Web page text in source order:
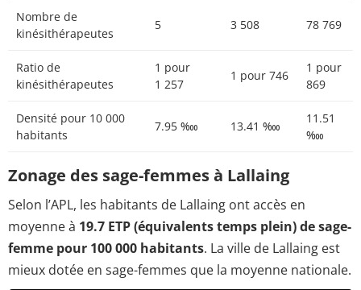
Nombre de
kinésithérapeutes
5 3 508 78 769
Ratio de
kinésithérapeutes
1 pour
1 257
1 pour 746
1 pour
869
Densité pour 10 000
habitants
7.95 ‱ 13.41 ‱
11.51
‱
Zonage des sage-femmes à Lallaing
Selon l’APL, les habitants de Lallaing ont accès en
moyenne à 19.7 ETP (équivalents temps plein) de sage-
femme pour 100 000 habitants. La ville de Lallaing est
mieux dotée en sage-femmes que la moyenne nationale.